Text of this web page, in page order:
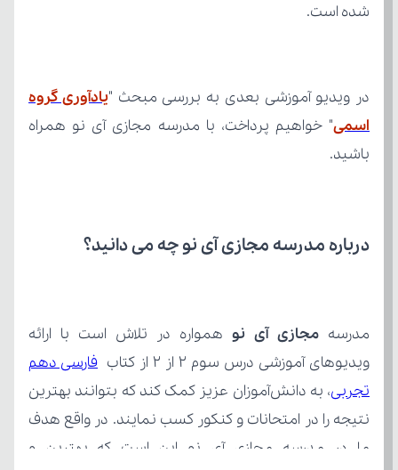
شده است.
در ویدیو آموزشی بعدی به بررسی مبحث "
اسمی
باشید.
درباره مدرسه مجازی آی نو چه می‌ دانید؟
مدرسه مجازی آی نو
ویدیوهای آموزشی درس سوم ۲ از ۲ از کتاب
تجربی